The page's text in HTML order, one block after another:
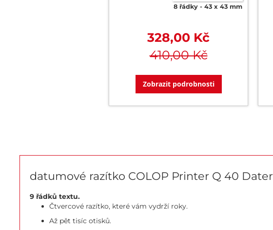
8 řádky 43 x 43 mm
328,00 Kč
410,00 Kč
Zobrazit podrobnosti
datumové razítko COLOP Printer Q 40 Dater
9 řádků textu.
Čtvercové razítko, které vám vydrží roky.
Až pět tisíc otisků.